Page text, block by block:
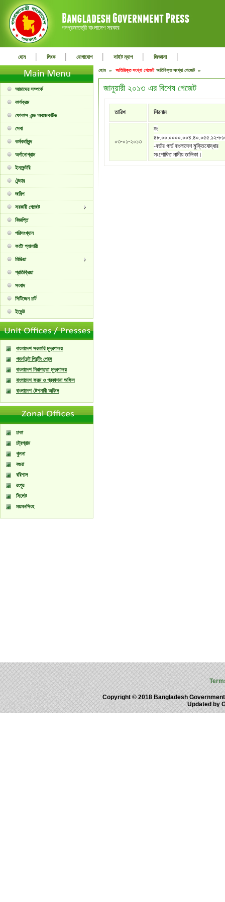
গনপ্রজাতন্ত্রী বাংলাদেশ সরকার
হোম | লিংক | যোগাযোগ | সাইট ম্যাপ | জিজ্ঞাসা |
আমাদের সম্পর্কে
কার্যক্রম
ফোকাস এন্ড অবজেকটিভ
সেবা
কর্মকর্তাবৃন্দ
অর্গানোগ্রাম
ইনভেন্টরি
টেন্ডার
জরিপ
সরকারী গেজেট
বিজ্ঞপ্তি
পরিসংখ্যান
ফটো গ্যালারী
মিডিয়া
প্রতিক্রিয়া
সংবাদ
সিটিজেন চার্ট
ইভেন্ট
বাংলাদেশ সরকারি মুদ্রণালয়
গভর্ণমেন্ট প্রিন্টিং প্রেস
বাংলাদেশ নিরাপত্তা মুদ্রণালয়
বাংলাদেশ ফরম ও প্রকাশনা অফিস
বাংলাদেশ ষ্টেশনারী অফিস
ঢাকা
চট্রগ্রাম
খুলনা
বগুরা
বরিশাল
রংপুর
সিলেট
ময়মনসিংহ
হোম » অতিরিক্ত সংখ্যা গেজেট অতিরিক্ত সংখ্যা গেজেট »
জানুয়ারী ২০১৩ এর বিশেষ গেজেট
তারিখ শিরনাম
০৩-০১-২০১৩
নং
৪৮.০০.০০০০.০০৪.৪০.০৫৫.১২-
-বর্ডার গার্ড বাংলাদেশ মুক্তিযোদ্ধার
সংশোধিত নামীয় তালিকা।
Copyright © 2018 Bangladesh
Updated by